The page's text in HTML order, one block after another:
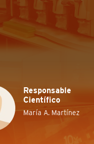
Responsable
Científico
María A. Martínez